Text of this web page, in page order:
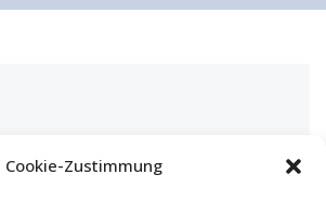
Cookie-Zustimmung